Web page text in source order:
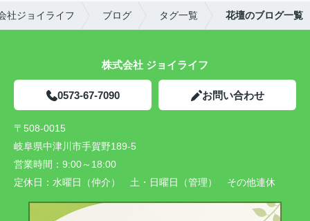
社ジョイライフ ブログ タグ一覧 花壇のブログ一覧
株式会社 ジョイライフ
0573-67-7090 お問い合わせ
〒508-0015
岐阜県中津川市手賀野189-5
営業時間： 9:00～18:00
定休日： 水曜日（仲介） 土・日曜日（管理） その他連休